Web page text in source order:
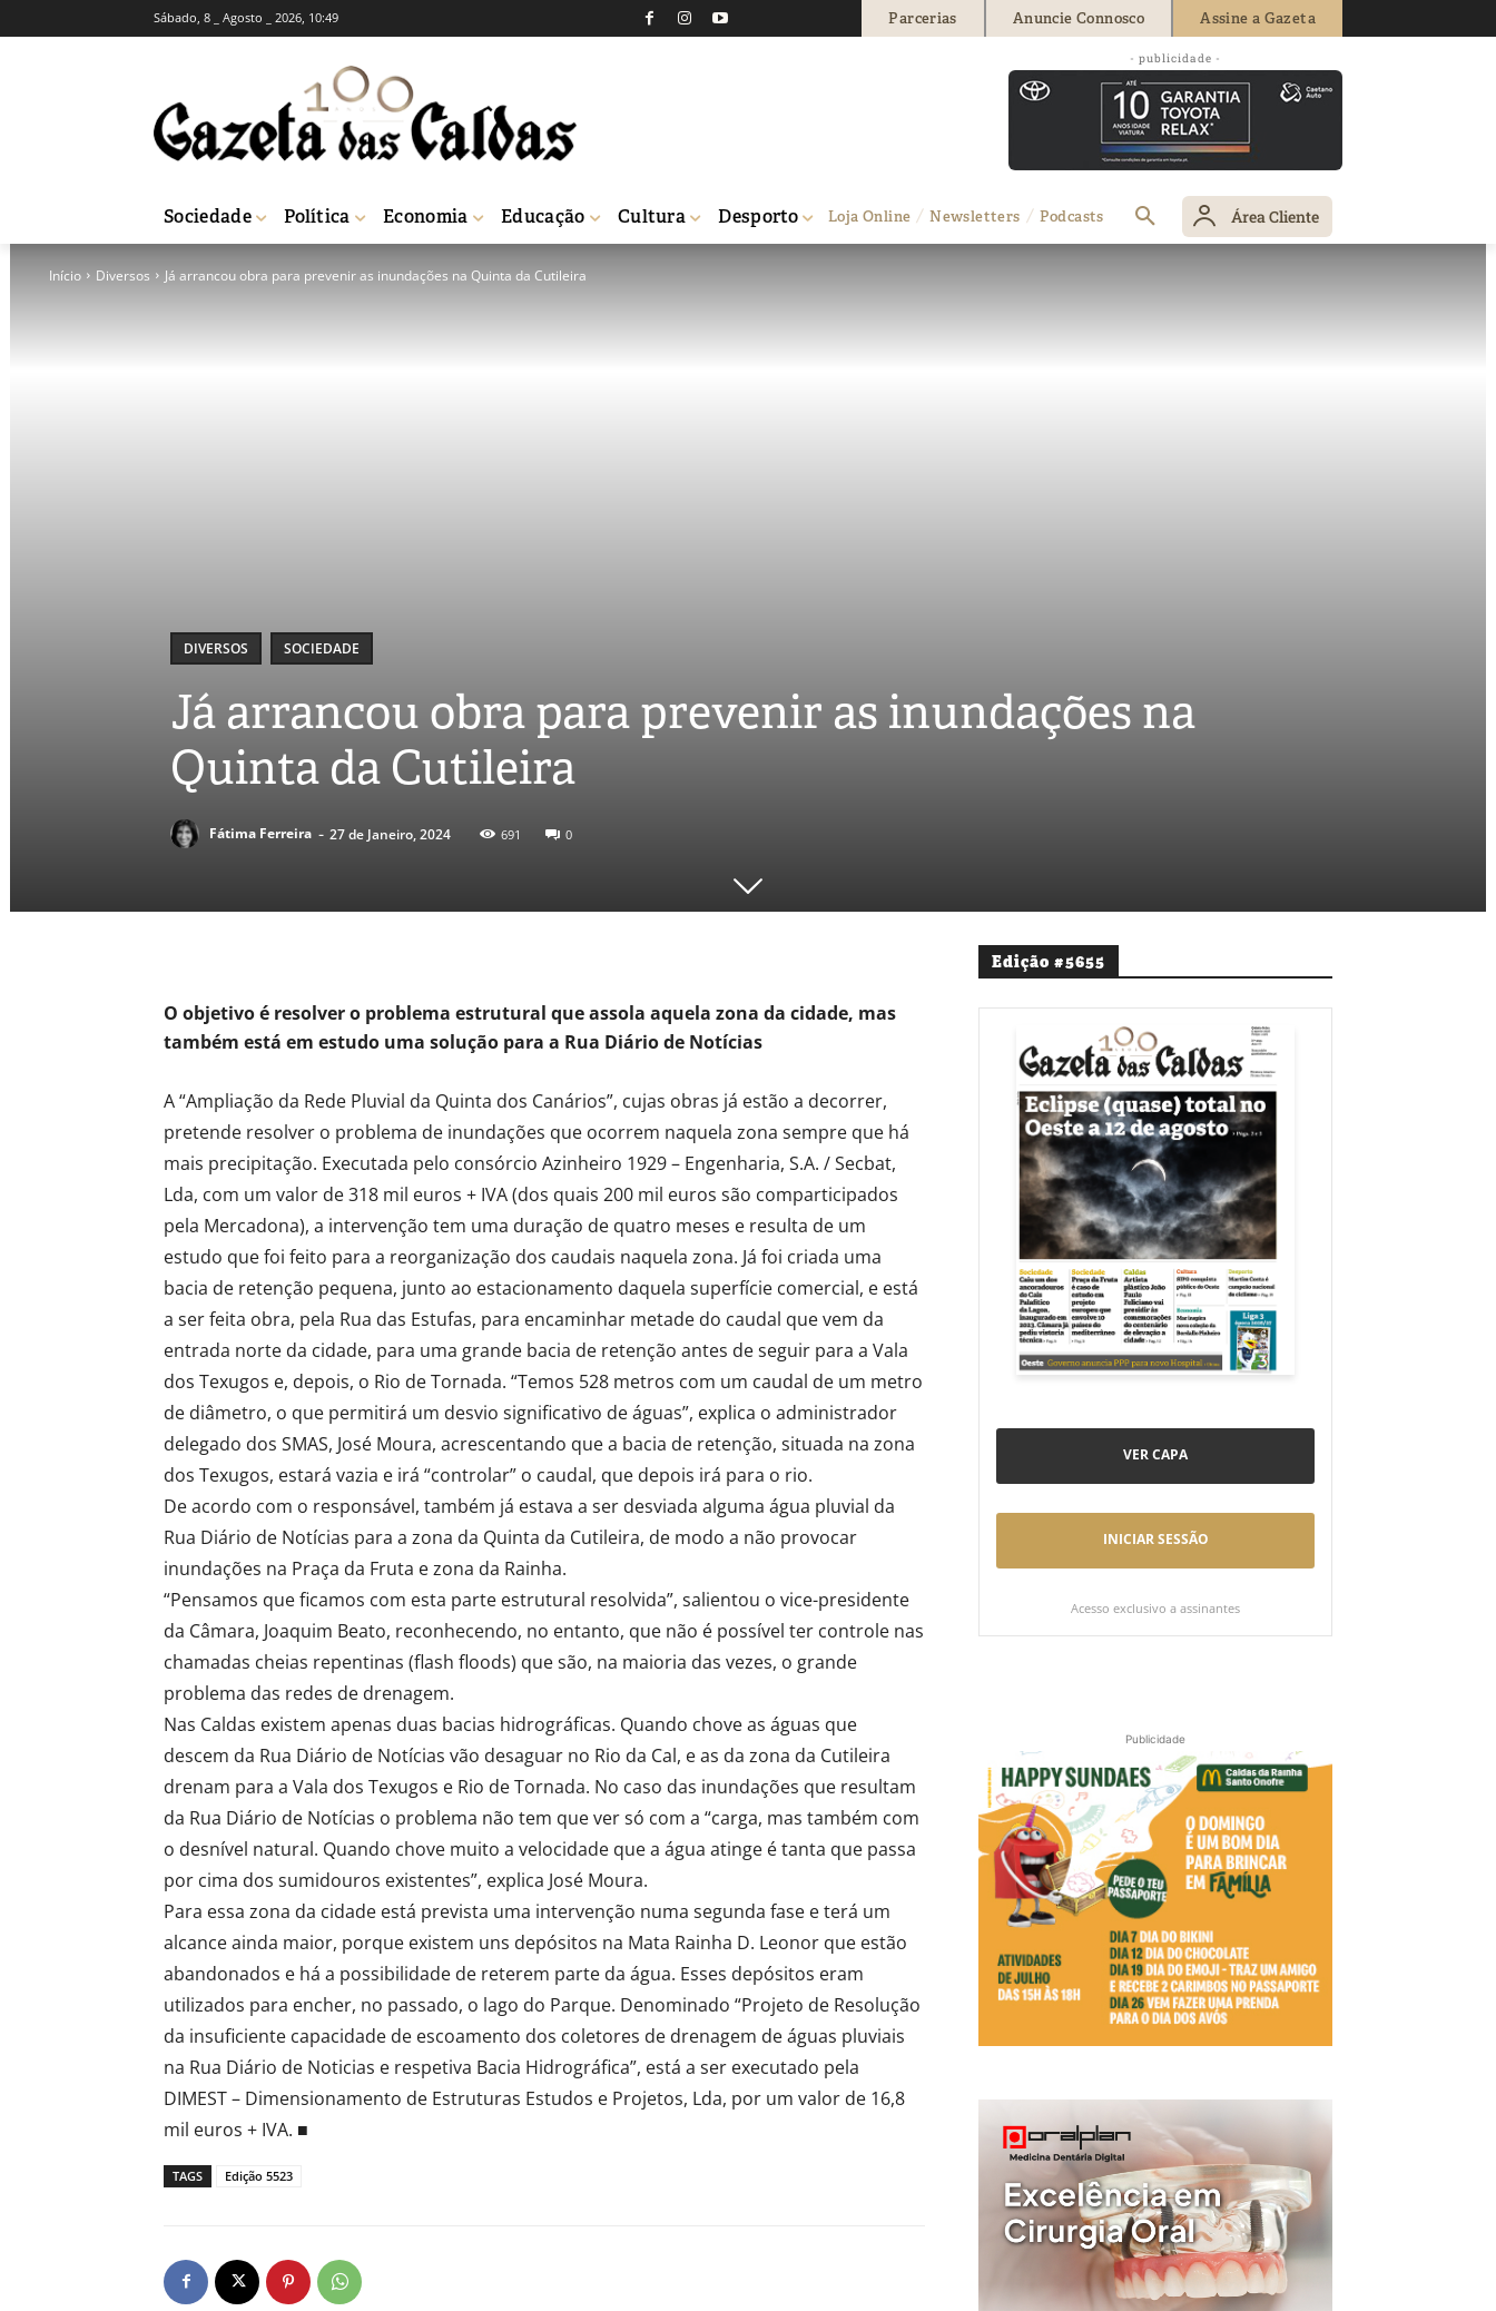
Sábado, 8 _ Agosto _ 2026, 10:49 Parcerias Anuncie Connosco Assine a Gazeta
- publicidade -
Sociedade Política Economia Educação Cultura Desporto Loja Online Newsletters Podcasts Área Cliente
Início Diversos Já arrancou obra para prevenir as inundações na Quinta da Cutileira
DIVERSOS SOCIEDADE
Já arrancou obra para prevenir as inundações na
Quinta da Cutileira
Fátima Ferreira - 27 de Janeiro, 2024 691 0
O objetivo é resolver o problema estrutural que assola aquela zona da cidade, mas
também está em estudo uma solução para a Rua Diário de Notícias
A “Ampliação da Rede Pluvial da Quinta dos Canários”, cujas obras já estão a decorrer,
pretende resolver o problema de inundações que ocorrem naquela zona sempre que há
mais precipitação. Executada pelo consórcio Azinheiro 1929 – Engenharia, S.A. / Secbat,
Lda, com um valor de 318 mil euros + IVA (dos quais 200 mil euros são comparticipados
pela Mercadona), a intervenção tem uma duração de quatro meses e resulta de um
estudo que foi feito para a reorganização dos caudais naquela zona. Já foi criada uma
bacia de retenção pequena, junto ao estacionamento daquela superfície comercial, e está
a ser feita obra, pela Rua das Estufas, para encaminhar metade do caudal que vem da
entrada norte da cidade, para uma grande bacia de retenção antes de seguir para a Vala
dos Texugos e, depois, o Rio de Tornada. “Temos 528 metros com um caudal de um metro
de diâmetro, o que permitirá um desvio significativo de águas”, explica o administrador
delegado dos SMAS, José Moura, acrescentando que a bacia de retenção, situada na zona
dos Texugos, estará vazia e irá “controlar” o caudal, que depois irá para o rio.
De acordo com o responsável, também já estava a ser desviada alguma água pluvial da
Rua Diário de Notícias para a zona da Quinta da Cutileira, de modo a não provocar
inundações na Praça da Fruta e zona da Rainha.
“Pensamos que ficamos com esta parte estrutural resolvida”, salientou o vice-presidente
da Câmara, Joaquim Beato, reconhecendo, no entanto, que não é possível ter controle nas
chamadas cheias repentinas (flash floods) que são, na maioria das vezes, o grande
problema das redes de drenagem.
Nas Caldas existem apenas duas bacias hidrográficas. Quando chove as águas que
descem da Rua Diário de Notícias vão desaguar no Rio da Cal, e as da zona da Cutileira
drenam para a Vala dos Texugos e Rio de Tornada. No caso das inundações que resultam
da Rua Diário de Notícias o problema não tem que ver só com a “carga, mas também com
o desnível natural. Quando chove muito a velocidade que a água atinge é tanta que passa
por cima dos sumidouros existentes”, explica José Moura.
Para essa zona da cidade está prevista uma intervenção numa segunda fase e terá um
alcance ainda maior, porque existem uns depósitos na Mata Rainha D. Leonor que estão
abandonados e há a possibilidade de reterem parte da água. Esses depósitos eram
utilizados para encher, no passado, o lago do Parque. Denominado “Projeto de Resolução
da insuficiente capacidade de escoamento dos coletores de drenagem de águas pluviais
na Rua Diário de Noticias e respetiva Bacia Hidrográfica”, está a ser executado pela
DIMEST – Dimensionamento de Estruturas Estudos e Projetos, Lda, por um valor de 16,8
mil euros + IVA. ■
TAGS Edição 5523
Edição #5655
VER CAPA
INICIAR SESSÃO
Acesso exclusivo a assinantes
Publicidade